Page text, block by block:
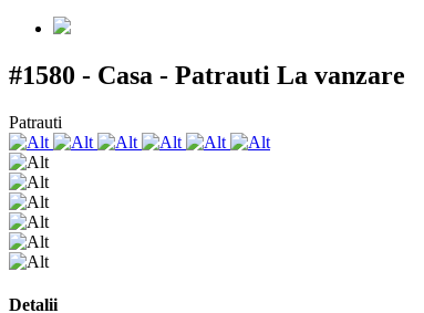
#1580 - Casa - Patrauti La vanzare
Patrauti
Detalii